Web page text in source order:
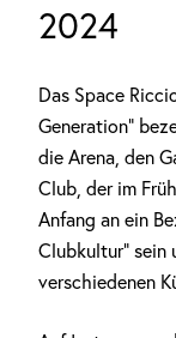
2024
Das Space
Generation“
die Arena, den
Club, der im
Anfang an ein
Clubkultur“
verschiedenen